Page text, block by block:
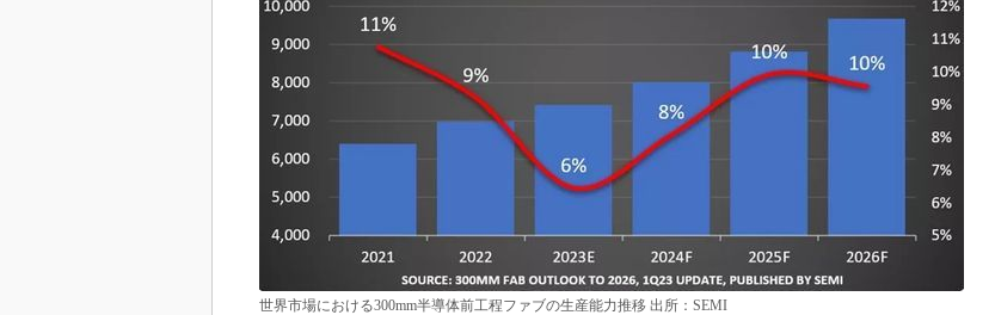
世界市場における300mm半導体前工程ファブの生産能力推移 出所：SEMI